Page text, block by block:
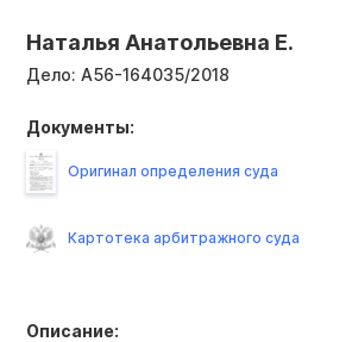
Наталья Анатольевна Е.
Дело: А56-164035/2018
Описание:
Документы:
Оригинал определения суда
Картотека арбитражного суда